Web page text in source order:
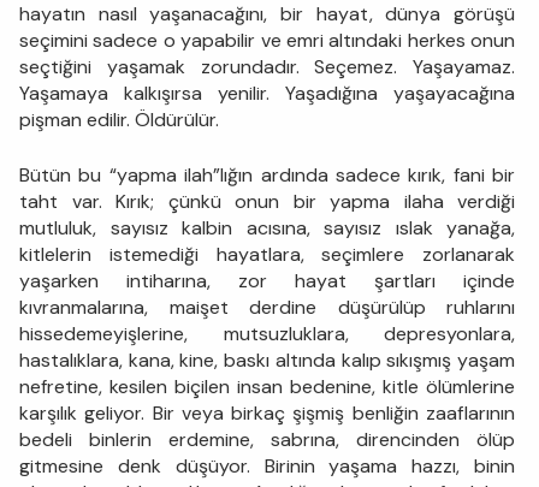
hayatın nasıl yaşanacağını, bir hayat, dünya görüşü
seçimini sadece o yapabilir ve emri altındaki herkes onun
seçtiğini yaşamak zorundadır. Seçemez. Yaşayamaz.
Yaşamaya kalkışırsa yenilir. Yaşadığına yaşayacağına
pişman edilir. Öldürülür.
Bütün bu “yapma ilah”lığın ardında sadece kırık, fani bir
taht var. Kırık; çünkü onun bir yapma ilaha verdiği
mutluluk, sayısız kalbin acısına, sayısız ıslak yanağa,
kitlelerin istemediği hayatlara, seçimlere zorlanarak
yaşarken intiharına, zor hayat şartları içinde
kıvranmalarına, maişet derdine düşürülüp ruhlarını
hissedemeyişlerine, mutsuzluklara, depresyonlara,
hastalıklara, kana, kine, baskı altında kalıp sıkışmış yaşam
nefretine, kesilen biçilen insan bedenine, kitle ölümlerine
karşılık geliyor. Bir veya birkaç şişmiş benliğin zaaflarının
bedeli binlerin erdemine, sabrına, direncinden ölüp
gitmesine denk düşüyor. Birinin yaşama hazzı, binin